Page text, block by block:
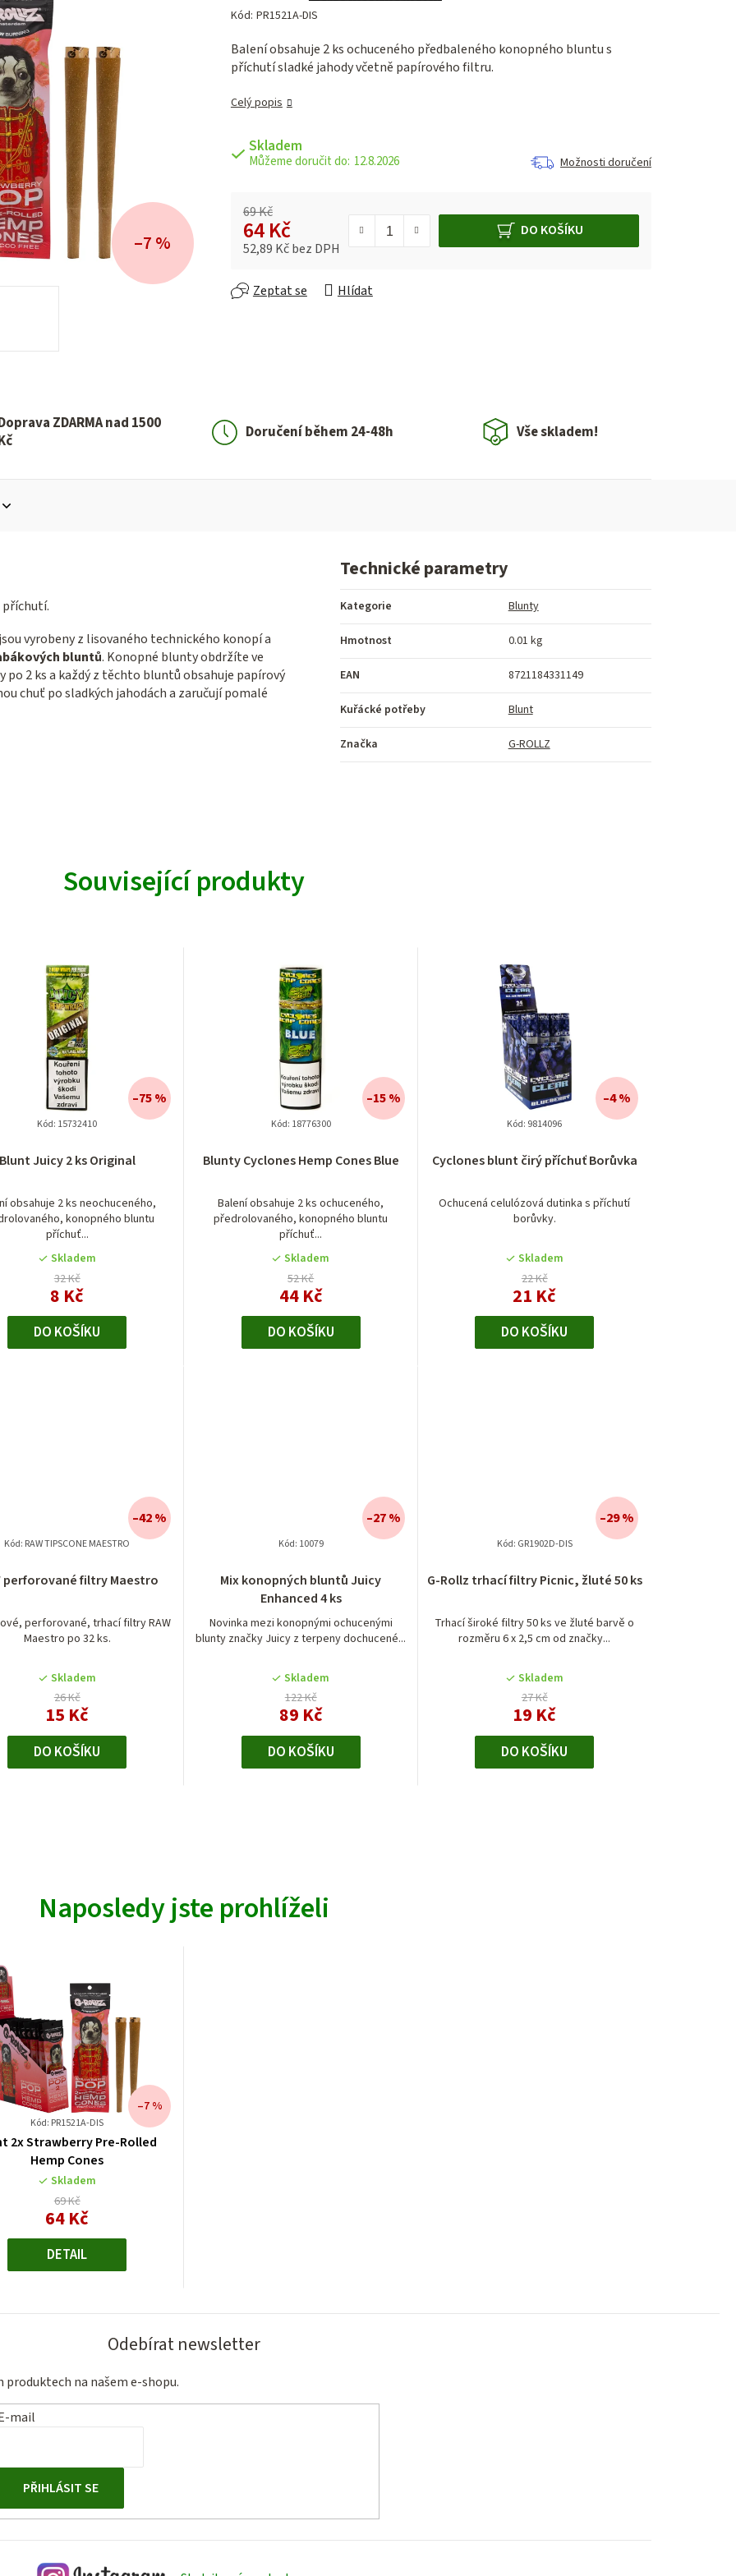
hodnocení
je
0,0
hvězdiček.
Kód: PR1521A-DIS
Balení obsahuje 2 ks ochuceného předbaleného konopného bluntu s
příchutí sladké jahody včetně papírového filtru.
Celý popis
Skladem
12.8.2026 Možnosti doručení
69 Kč
64 Kč
52,89 Kč bez DPH
DO KOŠÍKU
Zeptat se Hlídat
–7 %
ZDARMA nad 1500
Doručení během 24-48h Vše skladem!
vyrobeny z lisovaného technického konopí a
bluntů. Konopné blunty obdržíte ve
2 ks a každý z těchto bluntů obsahuje papírový
chuť po sladkých jahodách a zaručují pomalé
Technické parametry
Kategorie Blunty
Hmotnost 0.01 kg
EAN 8721184331149
Kuřácké potřeby Blunt
Značka G-ROLLZ
Související produkty
Juicy 2 ks Original
obsahuje 2 ks neochuceného,
konopného bluntu
příchuť...
Skladem
32 Kč
8 Kč
–75 %
DO KOŠÍKU
Kód: 15732410
Blunty Cyclones Hemp Cones Blue
Balení obsahuje 2 ks ochuceného,
předrolovaného, konopného bluntu
příchuť...
Skladem
52 Kč
44 Kč
–15 %
DO KOŠÍKU
Kód: 18776300
Cyclones blunt čirý příchuť Borůvka
Ochucená celulózová dutinka s příchutí
borůvky.
Skladem
22 Kč
21 Kč
–4 %
DO KOŠÍKU
Kód: 9814096
perforované filtry Maestro
perforované, trhací filtry RAW
Maestro po 32 ks.
Skladem
26 Kč
15 Kč
–42 %
DO KOŠÍKU
Kód: RAW TIPSCONE MAESTRO
Mix konopných bluntů Juicy
Enhanced 4 ks
Novinka mezi konopnými ochucenými
blunty značky Juicy z terpeny dochucené...
hodnocení
produktu
je
5,0
5
hvězdiček.
Skladem
122 Kč
89 Kč
–27 %
DO KOŠÍKU
Kód: 10079
G-Rollz trhací filtry Picnic, žluté 50 ks
Trhací široké filtry 50 ks ve žluté barvě o
rozměru 6 x 2,5 cm od značky...
Skladem
27 Kč
19 Kč
–29 %
DO KOŠÍKU
Kód: GR1902D-DIS
Naposledy jste prohlíželi
Kód: PR1521A-DIS
2x Strawberry Pre-Rolled
Hemp Cones
Skladem
69 Kč
–7 %
64 KčMěrná
DETAIL
Odebírat newsletter
na našem e-shopu.
mail
PŘIHLÁSIT SE